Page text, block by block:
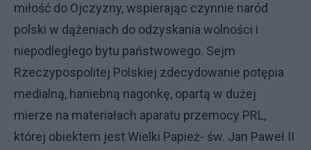
miłość do Ojczyzny, wspierając czynnie naród
polski w dążeniach do odzyskania wolności i
niepodległego bytu państwowego. Sejm
Rzeczypospolitej Polskiej zdecydowanie potępia
medialną, haniebną nagonkę, opartą w dużej
mierze na materiałach aparatu przemocy PRL,
której obiektem jest Wielki Papież- św. Jan Paweł II